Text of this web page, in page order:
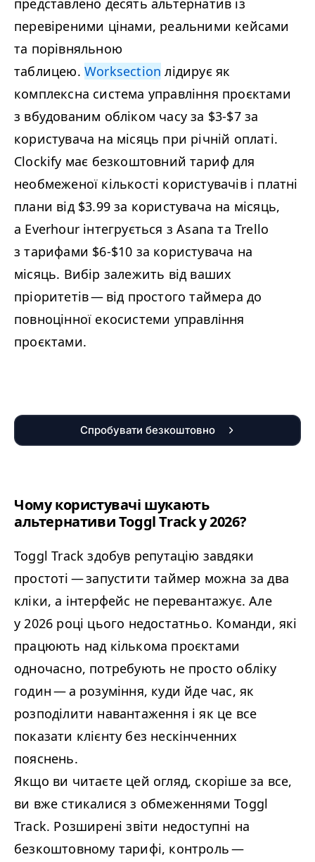
представлено десять альтернатив із
перевіреними цінами, реальними кейсами
та порівняльною
таблицею. Worksection лідирує як
комплексна система управління проєктами
з вбудованим обліком часу за $3‑$7 за
користувача на місяць при річній оплаті.
Clockify має безкоштовний тариф для
необмеженої кількості користувачів і платні
плани від $3.99 за користувача на місяць,
а Everhour інтегрується з Asana та Trello
з тарифами $6‑$10 за користувача на
місяць. Вибір залежить від ваших
пріоритетів — від простого таймера до
повноцінної екосистеми управління
проєктами.
Спробувати безкоштовно
Чому користувачі шукають
альтернативи Toggl Track у 2026?
Toggl Track здобув репутацію завдяки
простоті — запустити таймер можна за два
кліки, а інтерфейс не перевантажує. Але
у 2026 році цього недостатньо. Команди, які
працюють над кількома проєктами
одночасно, потребують не просто обліку
годин — а розуміння, куди йде час, як
розподілити навантаження і як це все
показати клієнту без нескінченних
пояснень.
Якщо ви читаєте цей огляд, скоріше за все,
ви вже стикалися з обмеженнями Toggl
Track. Розширені звіти недоступні на
безкоштовному тарифі, контроль —